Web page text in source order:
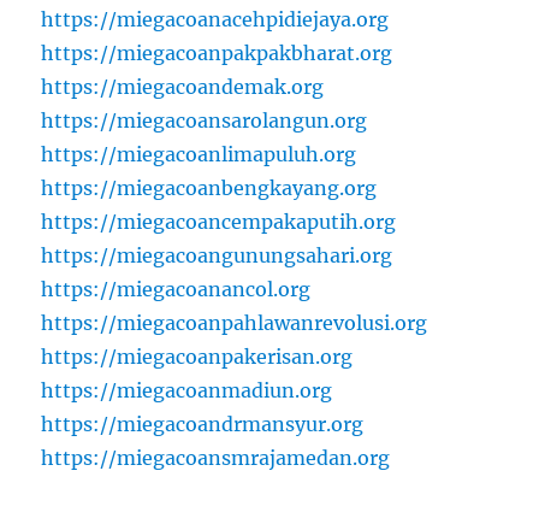
https://miegacoanacehpidiejaya.org
https://miegacoanpakpakbharat.org
https://miegacoandemak.org
https://miegacoansarolangun.org
https://miegacoanlimapuluh.org
https://miegacoanbengkayang.org
https://miegacoancempakaputih.org
https://miegacoangunungsahari.org
https://miegacoanancol.org
https://miegacoanpahlawanrevolusi.org
https://miegacoanpakerisan.org
https://miegacoanmadiun.org
https://miegacoandrmansyur.org
https://miegacoansmrajamedan.org